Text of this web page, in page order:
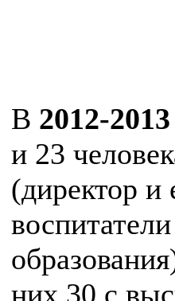
В 2012-2013
и 23
(директор и
них 30 с